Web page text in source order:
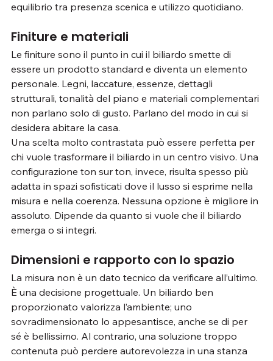
equilibrio tra presenza scenica e utilizzo quotidiano.
Finiture e materiali
Le finiture sono il punto in cui il biliardo smette di
essere un prodotto standard e diventa un elemento
personale. Legni, laccature, essenze, dettagli
strutturali, tonalità del piano e materiali complementari
non parlano solo di gusto. Parlano del modo in cui si
desidera abitare la casa.
Una scelta molto contrastata può essere perfetta per
chi vuole trasformare il biliardo in un centro visivo. Una
configurazione ton sur ton, invece, risulta spesso più
adatta in spazi sofisticati dove il lusso si esprime nella
misura e nella coerenza. Nessuna opzione è migliore in
assoluto. Dipende da quanto si vuole che il biliardo
emerga o si integri.
Dimensioni e rapporto con lo spazio
La misura non è un dato tecnico da verificare all’ultimo.
È una decisione progettuale. Un biliardo ben
proporzionato valorizza l’ambiente; uno
sovradimensionato lo appesantisce, anche se di per
sé è bellissimo. Al contrario, una soluzione troppo
contenuta può perdere autorevolezza in una stanza